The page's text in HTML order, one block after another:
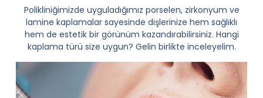
Polikliniğimizde uyguladığımız porselen, zirkonyum ve
lamine kaplamalar sayesinde dişlerinize hem sağlıklı
hem de estetik bir görünüm kazandırabilirsiniz. Hangi
kaplama türü size uygun? Gelin birlikte inceleyelim.